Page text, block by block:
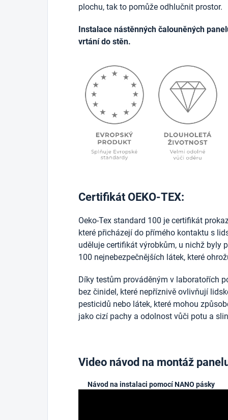
plochu, tak to pomůže odhlučnit prostor.
Instalace nástěnných čalouněných
vrtání do stěn.
Certifikát OEKO-TEX:
Oeko-Tex standard 100 je certifikát
které přicházejí do přímého kontaktu s
uděluje certifikát výrobkům, u nichž byly
100 nejnebezpečnějších látek, které
Díky testům prováděným v laboratořích
bez činidel, které nepříznivě ovlivňují
pesticidů nebo látek, které mohou
jako cizí pachy a odolnost vůči potu a
Video návod na montáž
Návod na instalaci pomocí NANO pásky